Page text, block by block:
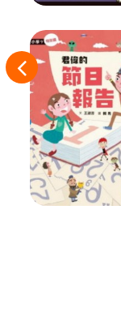
往
左
切
換